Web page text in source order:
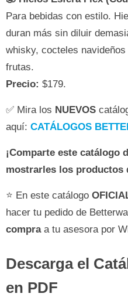
Para bebidas con estilo.
duran más sin diluir
whisky, cocteles
frutas.
Precio: $179.
✅ Mira los NUEVOS
aquí: CATÁLOGOS
¡Comparte este catálogo
mostrarles los productos
⭐ En este catálogo
hacer tu pedido de
compraa tu asesora por
Descarga el
en PDF